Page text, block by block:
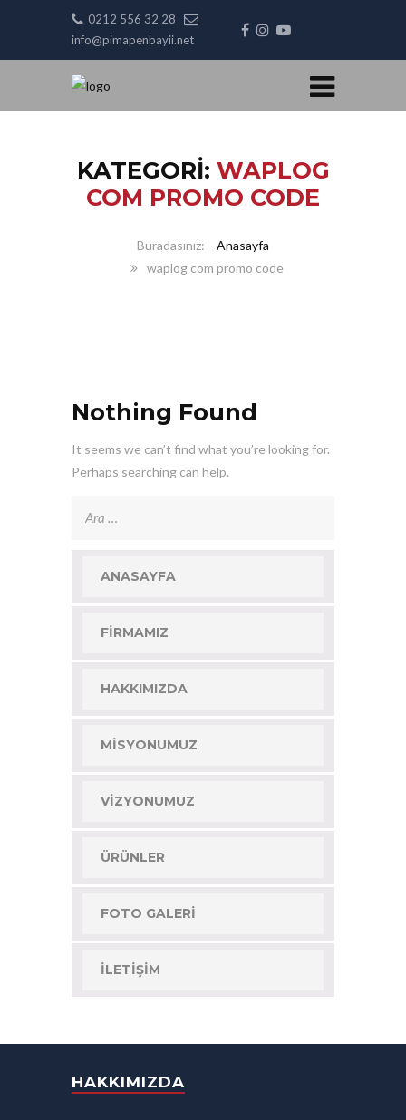
0212 556 32 28
info@pimapenbayii.net
KATEGORI: WAPLOG
COM PROMO CODE
Anasayfa
waplog com promo code
Nothing Found
It seems we can’t find what you’re looking for.
Perhaps searching can help.
ANASAYFA
FIRMAMIZ
HAKKIMIZDA
MISYONUMUZ
VIZYONUMUZ
ÜRÜNLER
FOTO GALERI
İLETIŞIM
HAKKIMIZDA